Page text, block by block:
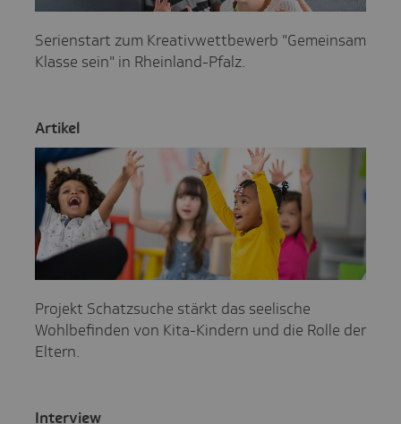
Serienstart zum Kreativwettbewerb "Gemeinsam
Klasse sein" in Rheinland-Pfalz.
Artikel
Projekt Schatzsuche stärkt das seelische
Wohlbefinden von Kita-Kindern und die Rolle der
Eltern.
Inter­view